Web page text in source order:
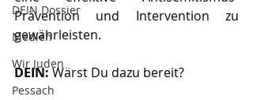
DEIN Dossier
Medien
Wir Juden
Pessach
Prävention und Intervention zu
gewährleisten.
DEIN: Wärst Du dazu bereit?